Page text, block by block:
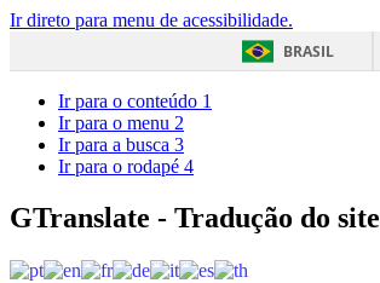
Ir direto para menu de acessibilidade.
BRASIL
Ir para o conteúdo 1
Ir para o menu 2
Ir para a busca 3
Ir para o rodapé 4
GTranslate - Tradução do site